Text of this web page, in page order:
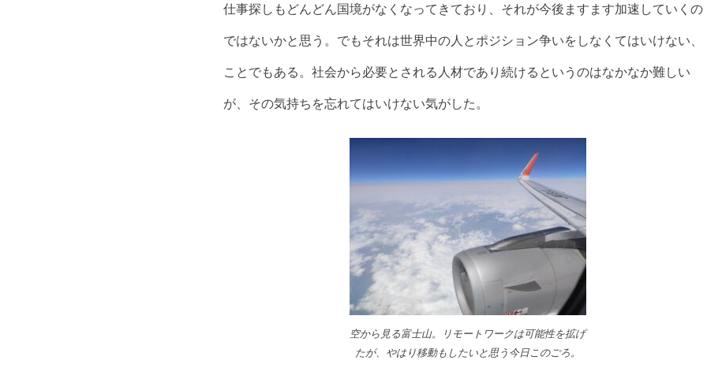
仕事探しもどんどん国境がなくなってきており、それが今後ますます加速していくの
ではないかと思う。でもそれは世界中の人とポジション争いをしなくてはいけない、
ことでもある。社会から必要とされる人材であり続けるというのはなかなか難しい
が、その気持ちを忘れてはいけない気がした。
空から見る富士山。リモートワークは可能性を拡げ
たが、やはり移動もしたいと思う今日このごろ。